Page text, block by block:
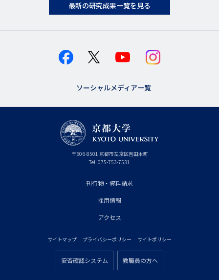
最新の研究成果一覧を見る
ソーシャルメディア一覧
〒606-8501 京
都
府
京都市左京区吉田本町
Tel: 075-753-7531
刊行物・資料請求
採用情報
アクセス
サイトマップ プライバシーポリシー サイトポリシー
安否確認システム 教職員の方へ